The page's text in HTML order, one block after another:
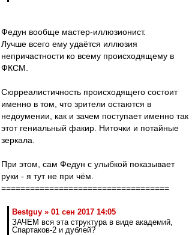
Федун вообще мастер-иллюзионист.
Лучше всего ему удаётся иллюзия
непричастности ко всему происходящему в
ФКСМ.
Сюрреалистичность происходящего состоит
именно в том, что зрители остаются в
недоумении, как и зачем поступает именно так
этот гениальный факир. Ниточки и потайные
зеркала.
При этом, сам Федун с улыбкой показывает
руки - я тут не при чём.
===================================
Bestguy » 01 сен 2017 14:05
ЗАЧЕМ вся эта структура в виде академий,
Спартаков-2 и дублей?